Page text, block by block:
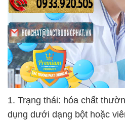
1. Trạng thái: hóa chất
dụng dưới dạng bột hoặc